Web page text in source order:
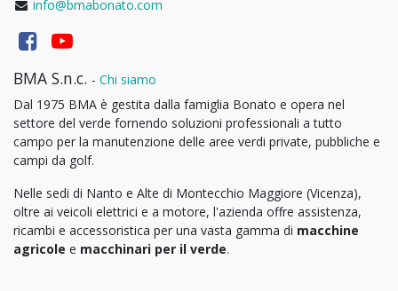
info@bmabonato.com
BMA S.n.c. - Chi siamo
Dal 1975 BMA è gestita dalla famiglia Bonato e opera nel
settore del verde fornendo soluzioni professionali a tutto
campo per la manutenzione delle aree verdi private, pubbliche e
campi da golf.
Nelle sedi di Nanto e Alte di Montecchio Maggiore (Vicenza),
oltre ai veicoli elettrici e a motore, l'azienda offre assistenza,
ricambi e accessoristica per una vasta gamma di macchine
agricole e macchinari per il verde.